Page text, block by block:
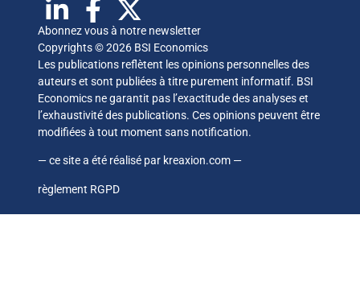
Abonnez vous à notre newsletter
Copyrights © 2026 BSI Economics
Les publications reflètent les opinions personnelles des
auteurs et sont publiées à titre purement informatif. BSI
Economics ne garantit pas l’exactitude des analyses et
l’exhaustivité des publications. Ces opinions peuvent être
modifiées à tout moment sans notification.
— ce site a été réalisé par kreaxion.com —
règlement RGPD